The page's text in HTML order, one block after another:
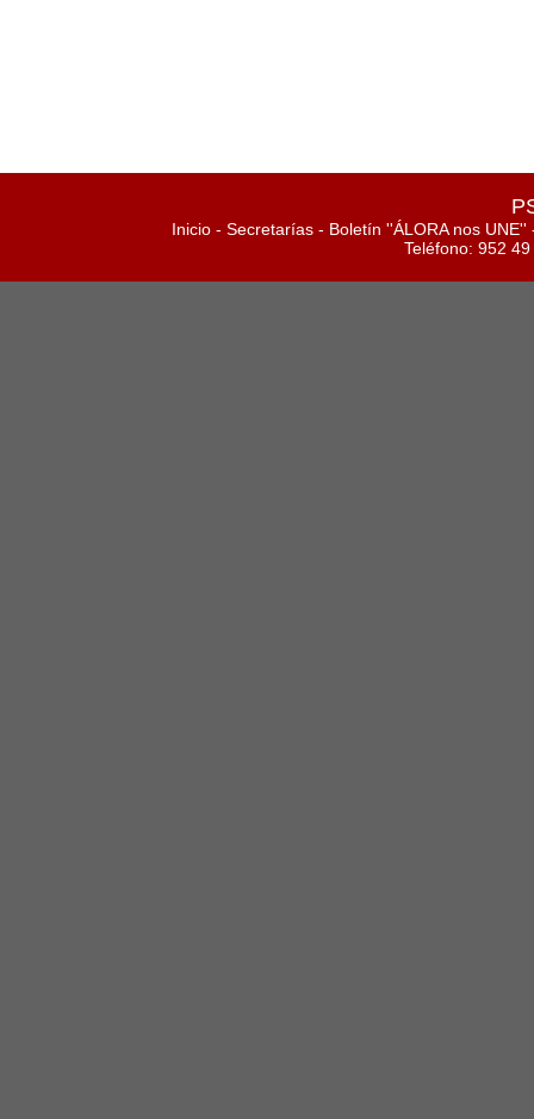
Inicio - Secretarías - Boletín ''ÁLORA nos UNE''
Teléfono: 952